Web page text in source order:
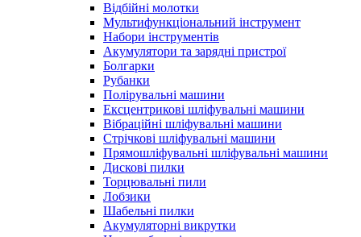
Відбійні молотки
Мультифункціональний інструмент
Набори інструментів
Акумулятори та зарядні пристрої
Болгарки
Рубанки
Полірувальні машини
Ексцентрикові шліфувальні машини
Вібраційні шліфувальні машини
Стрічкові шліфувальні машини
Прямошліфувальні шліфувальні машини
Дискові пилки
Торцювальні пили
Лобзики
Шабельні пилки
Акумуляторні викрутки